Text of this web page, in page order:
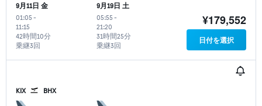
9月11日 金
01:05 -
11:15
乗継3回
42時間10分
9月19日 土
05:55 -
21:20
乗継3回
31時間25分
¥179,552
日付を選択
KIX BHX